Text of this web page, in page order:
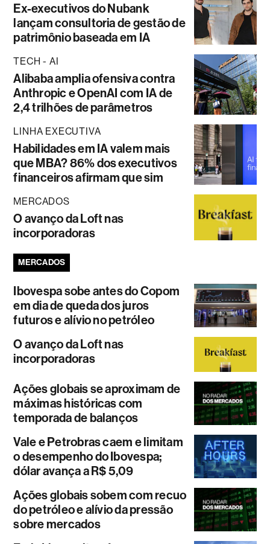
Ex-executivos do Nubank
lançam consultoria de gestão de
patrimônio baseada em IA
TECH - AI
Alibaba amplia ofensiva contra
Anthropic e OpenAI com IA de
2,4 trilhões de parâmetros
LINHA EXECUTIVA
Habilidades em IA valem mais
que MBA? 86% dos executivos
financeiros afirmam que sim
MERCADOS
O avanço da Loft nas
incorporadoras
MERCADOS
Ibovespa sobe antes do Copom
em dia de queda dos juros
futuros e alívio no petróleo
O avanço da Loft nas
incorporadoras
Ações globais se aproximam de
máximas históricas com
temporada de balanços
Vale e Petrobras caem e limitam
o desempenho do Ibovespa;
dólar avança a R$ 5,09
Ações globais sobem com recuo
do petróleo e alívio da pressão
sobre mercados